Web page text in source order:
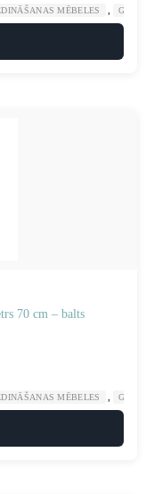
MĒBELES
70 cm – balts
MĒBELES